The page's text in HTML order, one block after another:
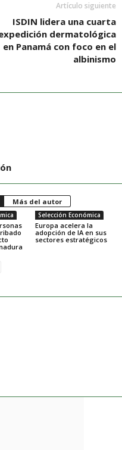
Artículo siguiente
ISDIN lidera una cuarta
dermatológica
en Panamá con foco en el
albinismo
Más del autor
Selección Económica
Europa acelera la
adopción de IA en sus
sectores estratégicos